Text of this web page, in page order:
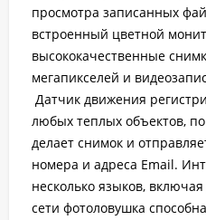
просмотра записанных
встроенный цветной
высококачественные
мегапикселей и
Датчик движения
любых теплых объектов,
делает снимок и
номера и адреса Email.
несколько языков,
сети фотоловушка